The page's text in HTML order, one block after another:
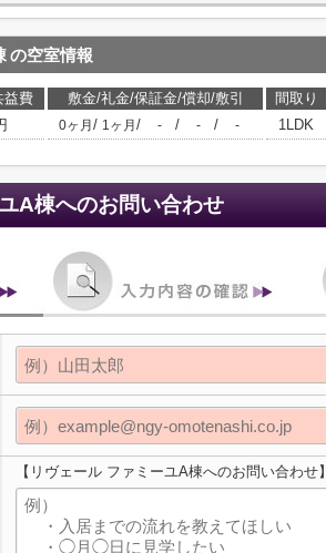
の空室情報
益費 敷金/礼金/保証金/償却/敷引 間取り
0ヶ月 / 1ヶ月 / - / - / - 1LDK
A棟へのお問い合わせ
【リヴェール ファミーユA棟へのお問い合わせ】